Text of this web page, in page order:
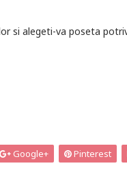
si alegeti-va poseta
Google+ Pinterest